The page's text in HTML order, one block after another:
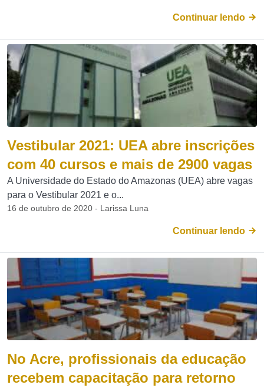
Continuar lendo
Vestibular 2021: UEA abre inscrições
com 40 cursos e mais de 2900 vagas
A Universidade do Estado do Amazonas (UEA) abre vagas
para o Vestibular 2021 e o...
16 de outubro de 2020 - Larissa Luna
Continuar lendo
No Acre, profissionais da educação
recebem capacitação para retorno